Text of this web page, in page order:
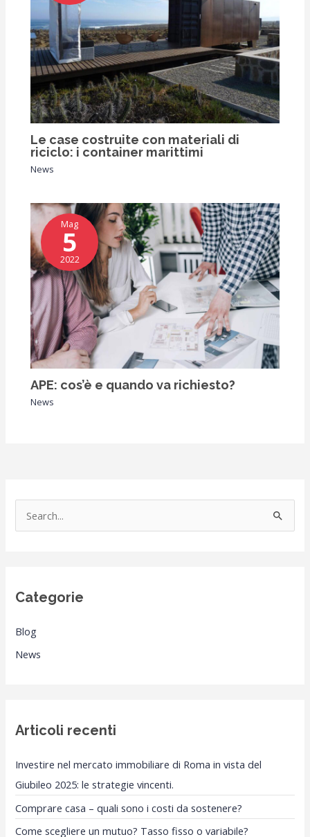
Le case costruite con materiali di
riciclo: i container marittimi
News
Mag
5
2022
APE: cos’è e quando va richiesto?
News
a
Categorie
Blog
News
Articoli recenti
Investire nel mercato immobiliare di Roma in vista del
Giubileo 2025: le strategie vincenti.
Comprare casa – quali sono i costi da sostenere?
Come scegliere un mutuo? Tasso fisso o variabile?